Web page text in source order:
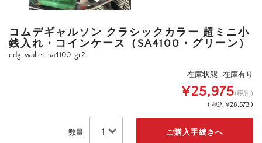
コムデギャルソン クラシックカラー 超ミニ小
銭入れ・コインケース（SA4100・グリーン）
cdg-wallet-sa4100-gr2
在庫状態 : 在庫有り
¥25,975(税別)
( 税込 ¥28,573 )
数量